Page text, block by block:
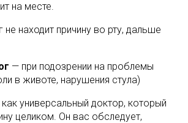
на месте.
не находит причину во рту, дальше
— при подозрении на проблемы
в животе, нарушения стула)
универсальный доктор, который
целиком. Он вас обследует,